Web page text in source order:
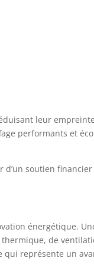
leur
performants et
d’un soutien
énergétique.
de
représente un